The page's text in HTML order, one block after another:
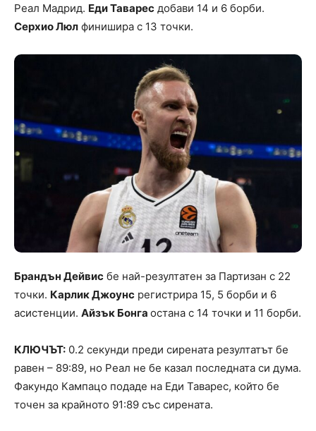
Реал Мадрид. Еди Таварес добави 14 и 6 борби.
Серхио Люл финишира с 13 точки.
Брандън Дейвис бе най-резултатен за Партизан с 22
точки. Карлик Джоунс регистрира 15, 5 борби и 6
асистенции. Айзък Бонга остана с 14 точки и 11 борби.
КЛЮЧЪТ: 0.2 секунди преди сирената резултатът бе
равен – 89:89, но Реал не бе казал последната си дума.
Факундо Кампацо подаде на Еди Таварес, който бе
точен за крайното 91:89 със сирената.